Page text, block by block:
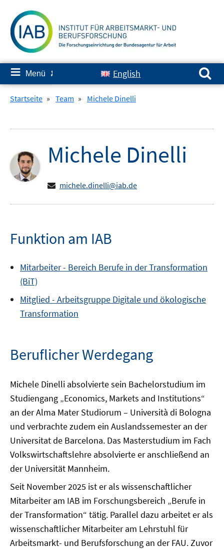
zum
Inhalt
≡ Menü ✘ English
Suchen nach:
Startseite » Team » Michele Dinelli
Michele Dinelli
michele.dinelli@iab.de
Funktion am IAB
Mitarbeiter - Bereich Berufe in der Transformation
(BiT)
Mitglied - Arbeitsgruppe Digitale und ökologische
Transformation
Beruflicher Werdegang
Michele Dinelli absolvierte sein Bachelorstudium im
Studiengang „Economics, Markets and Institutions“
an der Alma Mater Studiorum – Università di Bologna
und verbrachte zudem ein Auslandssemester an der
Universitat de Barcelona. Das Masterstudium im Fach
Volkswirtschaftslehre absolvierte er anschließend an
der Universität Mannheim.
Seit November 2025 ist er als wissenschaftlicher
Mitarbeiter am IAB im Forschungsbereich „Berufe in
der Transformation“ tätig. Parallel dazu arbeitet er als
wissenschaftlicher Mitarbeiter am Lehrstuhl für
Arbeitsmarkt- und Berufsforschung an der FAU. Zuvor